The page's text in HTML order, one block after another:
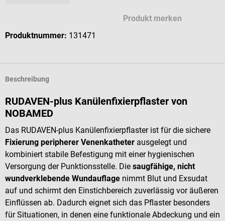
Produkt merken
Produktnummer: 131471
Beschreibung
RUDAVEN-plus Kanülenfixierpflaster von
NOBAMED
Das RUDAVEN-plus Kanülenfixierpflaster ist für die sichere
Fixierung peripherer Venenkatheter ausgelegt und
kombiniert stabile Befestigung mit einer hygienischen
Versorgung der Punktionsstelle. Die saugfähige, nicht
wundverklebende Wundauflage nimmt Blut und Exsudat
auf und schirmt den Einstichbereich zuverlässig vor äußeren
Einflüssen ab. Dadurch eignet sich das Pflaster besonders
für Situationen, in denen eine funktionale Abdeckung und ein